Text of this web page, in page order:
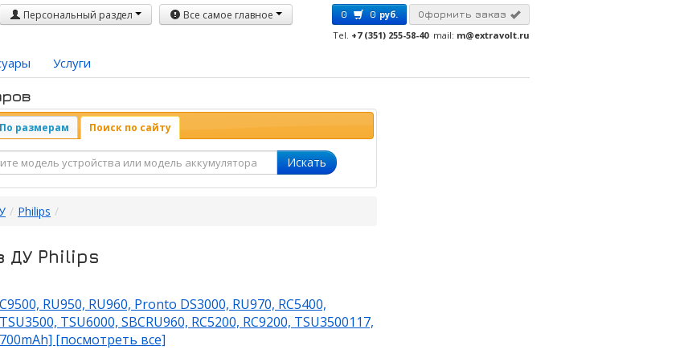
Персональный раздел Все самое главное 0 0 руб. Оформить заказ
Tel. +7 (351) 255-58-40 mail: m@extravolt.ru
Услуги
По размерам Поиск по сайту
Искать
/ Philips /
ДУ Philips
RU950, RU960, Pronto DS3000, RU970, RC5400,
TSU6000, SBCRU960, RC5200, RC9200, TSU3500117,
[посмотреть все]